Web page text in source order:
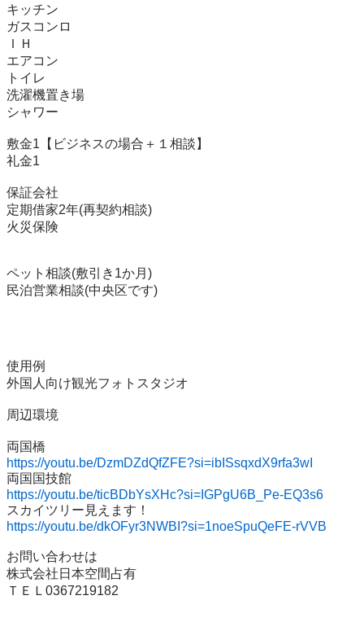
キッチン
ガスコンロ
ＩＨ
エアコン
トイレ
洗濯機置き場
シャワー
敷金1【ビジネスの場合＋１相談】
礼金1
保証会社
定期借家2年(再契約相談)
火災保険
ペット相談(敷引き1か月)
民泊営業相談(中央区です)
使用例
外国人向け観光フォトスタジオ
周辺環境
https://youtu.be/DzmDZdQfZFE?si=ibISsqxdX9rfa3wI
https://youtu.be/ticBDbYsXHc?si=IGPgU6B_Pe-EQ3s6
https://youtu.be/dkOFyr3NWBI?si=1noeSpuQeFE-rVVB
お問い合わせは
株式会社日本空間占有
ＴＥＬ0367219182